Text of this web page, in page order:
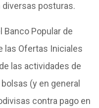
posturas.
Banco Popular de
las Ofertas Iniciales
las actividades de
(y en general
contra pago en